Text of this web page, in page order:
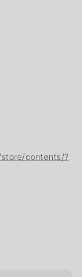
contents/?